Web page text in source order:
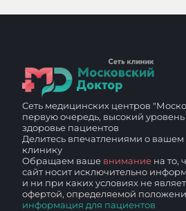
Сеть медицинских центров
первую очередь, высокий
здоровье пациентов
Делитесь впечатлениями о
клинику
Обращаем ваше внимание на то,
сайт носит исключительно
и ни при каких условиях не
офертой, определяемой
информация для пациентов